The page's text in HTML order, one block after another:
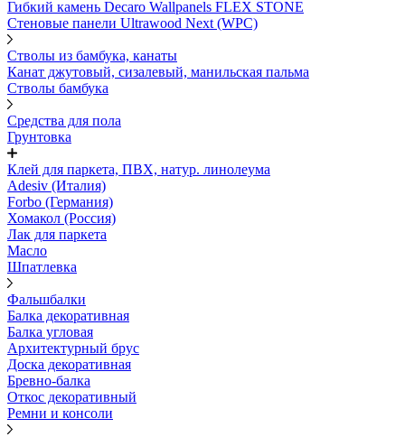
Гибкий камень Decaro Wallpanels FLEX STONE
Стеновые панели Ultrawood Next (WPC)
Стволы из бамбука, канаты
Канат джутовый, сизалевый, манильская пальма
Стволы бамбука
Средства для пола
Грунтовка
Клей для паркета, ПВХ, натур. линолеума
Adesiv (Италия)
Forbo (Германия)
Хомакол (Россия)
Лак для паркета
Масло
Шпатлевка
Фальшбалки
Балка декоративная
Балка угловая
Архитектурный брус
Доска декоративная
Бревно-балка
Откос декоративный
Ремни и консоли